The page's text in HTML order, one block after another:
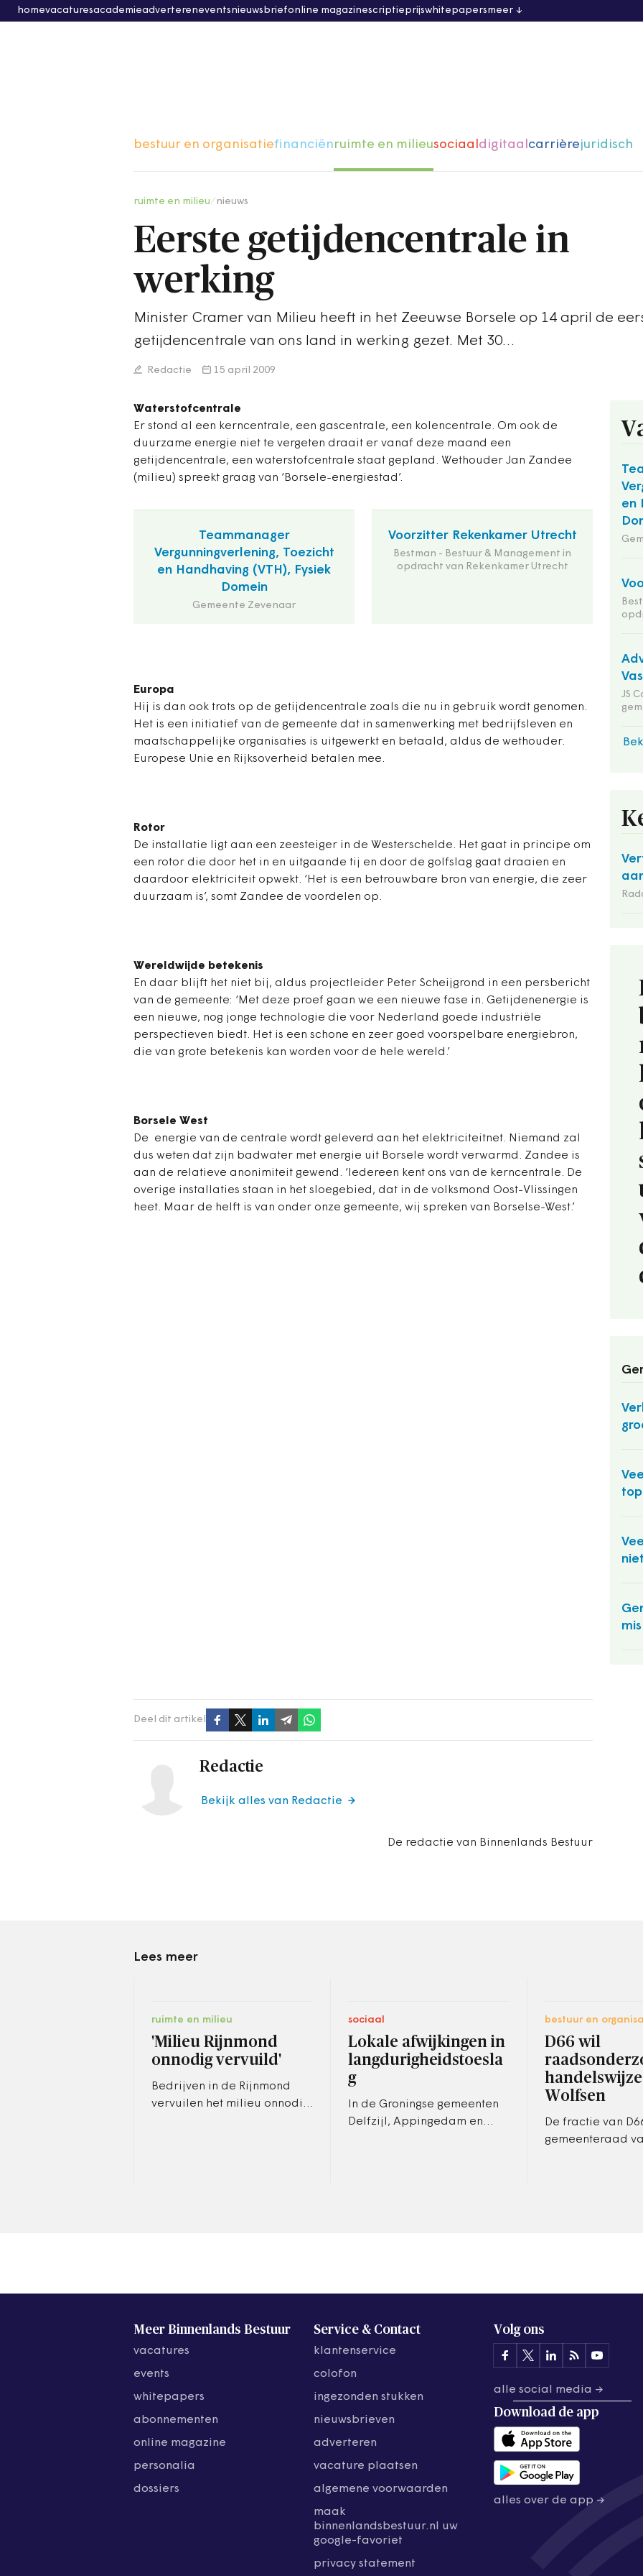
homevacaturesacademieadvertereneventsnieuwsbriefonline magazinescriptieprijswhitepapersmeer
bestuur en organisatiefinanciënruimte en milieusociaaldigitaalcarrièrejuridisch
ruimte en milieu nieuws
Eerste getijdencentrale in
werking
Minister Cramer van Milieu heeft in het Zeeuwse Borsele op 14 april de
getijdencentrale van ons land in werking gezet. Met 30…
Redactie 15 april 2009
Waterstofcentrale
Er stond al een kerncentrale, een gascentrale, een kolencentrale. Om ook de
duurzame energie niet te vergeten draait er vanaf deze maand een
getijdencentrale, een waterstofcentrale staat gepland. Wethouder Jan Zandee
(milieu) spreekt graag van ‘Borsele-energiestad’.
Teammanager
Vergunningverlening, Toezicht
en Handhaving (VTH), Fysiek
Domein
Gemeente Zevenaar
Voorzitter Rekenkamer Utrecht
Bestman - Bestuur & Management in
opdracht van Rekenkamer Utrecht
en
JS
niet
Europa
Hij is dan ook trots op de getijdencentrale zoals die nu in gebruik wordt genomen.
Het is een initiatief van de gemeente dat in samenwerking met bedrijfsleven en
maatschappelijke organisaties is uitgewerkt en betaald, aldus de wethouder.
Europese Unie en Rijksoverheid betalen mee.
Rotor
De installatie ligt aan een zeesteiger in de Westerschelde. Het gaat in principe om
een rotor die door het in en uitgaande tij en door de golfslag gaat draaien en
daardoor elektriciteit opwekt. ‘Het is een betrouwbare bron van energie, die zeer
duurzaam is’, somt Zandee de voordelen op.
Wereldwijde betekenis
En daar blijft het niet bij, aldus projectleider Peter Scheijgrond in een persbericht
van de gemeente: ‘Met deze proef gaan we een nieuwe fase in. Getijdenenergie is
een nieuwe, nog jonge technologie die voor Nederland goede industriële
perspectieven biedt. Het is een schone en zeer goed voorspelbare energiebron,
die van grote betekenis kan worden voor de hele wereld.’
Borsele West
De energie van de centrale wordt geleverd aan het elektriciteitnet. Niemand zal
dus weten dat zijn badwater met energie uit Borsele wordt verwarmd. Zandee is
aan de relatieve anonimiteit gewend. ‘Iedereen kent ons van de kerncentrale. De
overige installaties staan in het sloegebied, dat in de volksmond Oost-Vlissingen
heet. Maar de helft is van onder onze gemeente, wij spreken van Borselse-West.’
Deel dit artikel
Redactie
De redactie van Binnenlands Bestuur
Bekijk alles van Redactie
Lees meer
ruimte en milieu
'Milieu Rijnmond
onnodig vervuild'
Bedrijven in de Rijnmond
vervuilen het milieu onnodig.
sociaal
Lokale afwijkingen in
langdurigheidstoesla
g
In de Groningse gemeenten
Delfzijl, Appingedam en
bestuur en
D66 wil
handelswijze
Wolfsen
De fractie van
gemeenteraad
Meer Binnenlands Bestuur
vacatures
events
whitepapers
abonnementen
online magazine
personalia
dossiers
Service & Contact
klantenservice
colofon
ingezonden stukken
nieuwsbrieven
adverteren
vacature plaatsen
algemene voorwaarden
maak
binnenlandsbestuur.nl uw
google-favoriet
privacy statement
Volg ons
alle social media →
Download de app
alles over de app →